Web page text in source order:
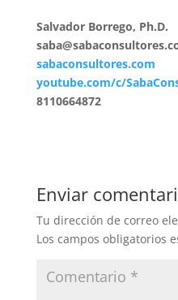
Salvador Borrego, Ph.D.
sabaconsultores.com
youtube.com/c/
8110664872
Enviar
Tu dirección de correo
Los campos obligatorios